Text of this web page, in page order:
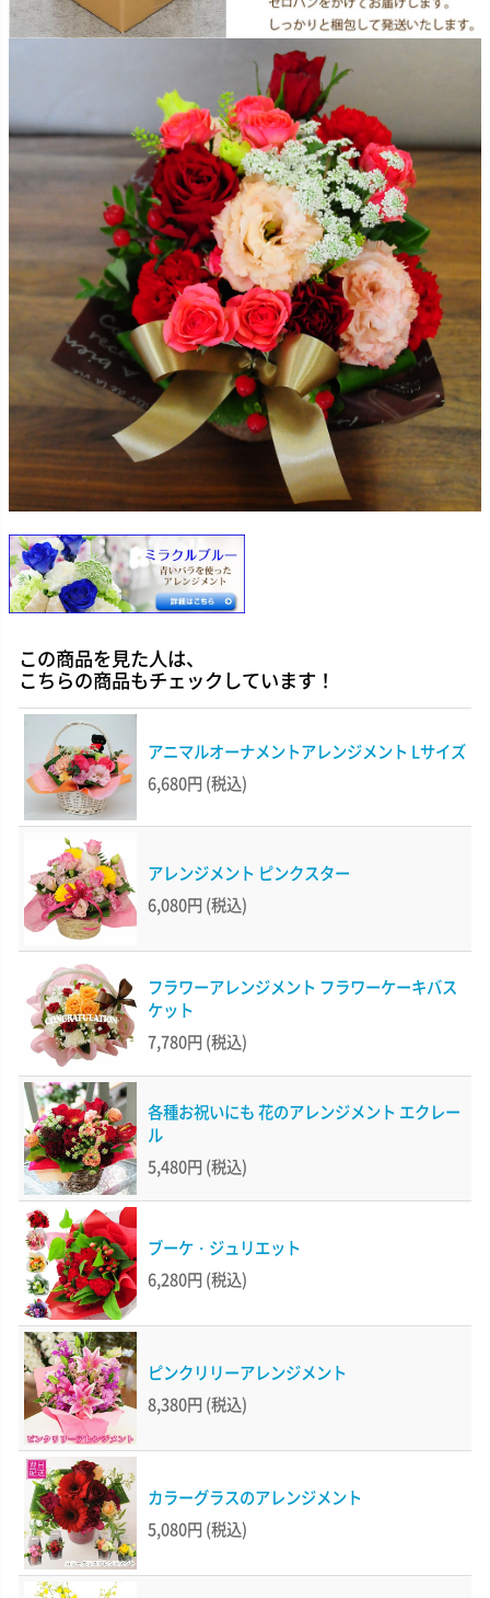
この商品を見た人は、
こちらの商品もチェックしています！
アニマルオーナメントアレンジメント Lサイズ
6,680円 (税込)
アレンジメント ピンクスター
6,080円 (税込)
フラワーアレンジメント フラワーケーキバス
ケット
7,780円 (税込)
各種お祝いにも 花のアレンジメント エクレー
ル
5,480円 (税込)
ブーケ・ジュリエット
6,280円 (税込)
ピンクリリーアレンジメント
8,380円 (税込)
カラーグラスのアレンジメント
5,080円 (税込)